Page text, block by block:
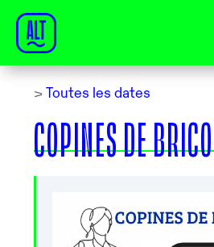
> Toutes les dates
COPINES DE